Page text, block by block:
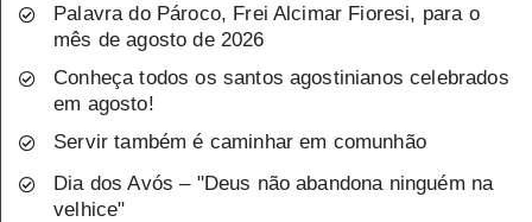
Palavra do Pároco, Frei Alcimar Fioresi, para o
mês de agosto de 2026
Conheça todos os santos agostinianos celebrados
em agosto!
Servir também é caminhar em comunhão
Dia dos Avós – "Deus não abandona ninguém na
velhice"